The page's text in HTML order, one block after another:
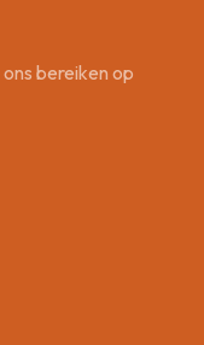
bereiken op